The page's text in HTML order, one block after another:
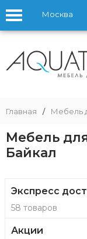
Москва
Главная / Мебель
Мебель
Байкал
Экспресс
58 товаров
Акции